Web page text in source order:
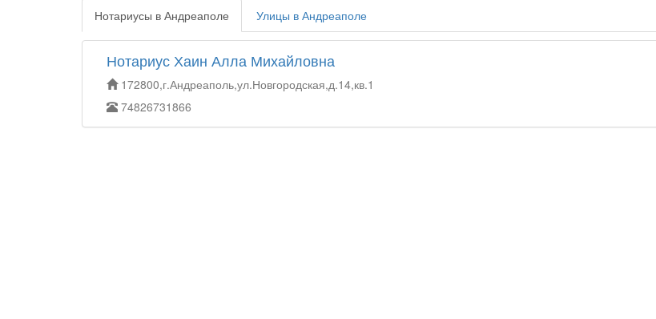
Нотариусы в Андреаполе Улицы в Андреаполе
Нотариус Хаин Алла Михайловна
172800,г.Андреаполь,ул.Новгородская,д.14,кв.1
74826731866